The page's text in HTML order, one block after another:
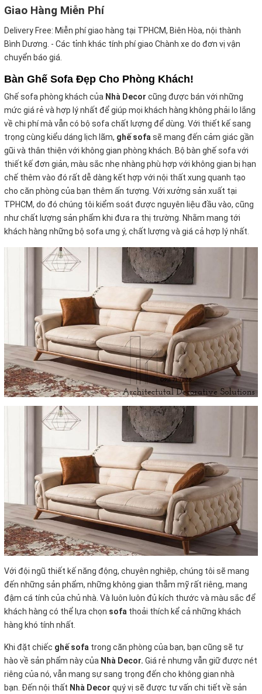
Giao Hàng Miễn Phí
Delivery Free: Miễn phí giao hàng tại TPHCM, Biên Hòa, nội thành
Bình Dương. - Các tỉnh khác tính phí giao Chành xe do đơn vị vận
chuyển báo giá.
Bàn Ghế Sofa Đẹp Cho Phòng Khách!
Ghế sofa phòng khách của Nhà Decor cũng được bán với những
mức giá rẻ và hợp lý nhất để giúp mọi khách hàng không phải lo lắng
về chi phí mà vẫn có bộ sofa chất lượng để dùng. Với thiết kế sang
trọng cùng kiểu dáng lịch lãm, ghế sofasẽ mang đến cảm giác gần
gũi và thân thiện với không gian phòng khách. Bộ bàn ghế sofa với
thiết kế đơn giản, màu sắc nhẹ nhàng phù hợp với không gian bị hạn
chế thêm vào đó rất dễ dàng kết hợp với nội thất xung quanh tạo
cho căn phòng của bạn thêm ấn tượng. Với xưởng sản xuất tại
TPHCM, do đó chúng tôi kiểm soát được nguyên liệu đầu vào, cũng
như chất lượng sản phẩm khi đưa ra thị trường. Nhằm mang tới
khách hàng những bộ sofa ưng ý, chất lượng và giá cả hợp lý nhất.
Với đội ngũ thiết kế năng động, chuyên nghiệp, chúng tôi sẽ mang
đến những sản phẩm, những không gian thẫm mỹ rất riêng, mang
đậm cá tính của chủ nhà. Và luôn luôn đủ kích thước và màu sắc để
khách hàng có thể lựa chọn sofa thoải thích kể cả những khách
hàng khó tính nhất.
Khi đặt chiếc ghế sofa trong căn phòng của bạn, bạn cũng sẽ tự
hào về sản phẩm này của Nhà Decor. Giá rẻ nhưng vẫn giữ được nét
riêng của nó, vẫn mang sự sang trọng đến cho không gian nhà
bạn. Đến nội thất Nhà Decor quý vị sẽ được tư vấn chi tiết về sản